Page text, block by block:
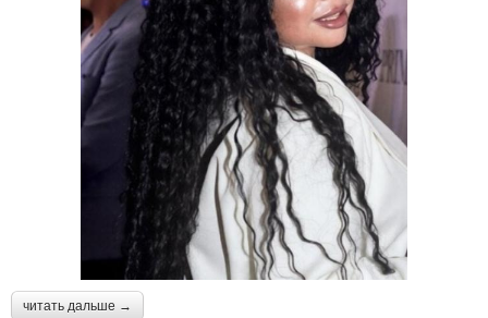
читать дальше →